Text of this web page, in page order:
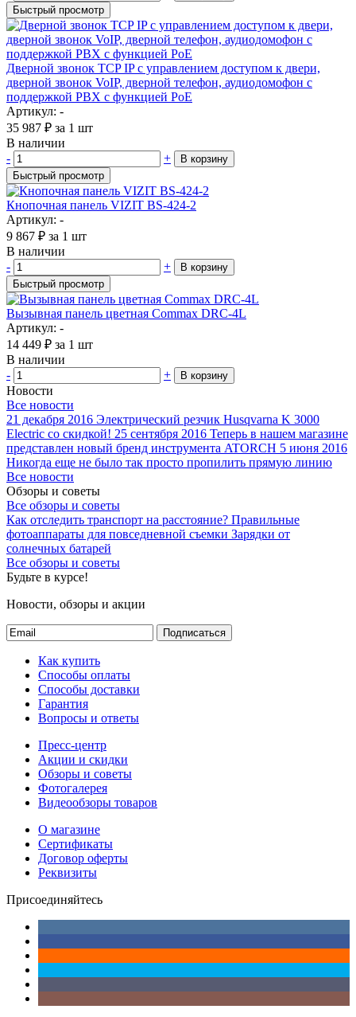
Быстрый просмотр
Дверной звонок TCP IP с управлением доступом к двери,
дверной звонок VoIP, дверной телефон, аудиодомофон с
поддержкой PBX с функцией PoE
Артикул: -
35 987 ₽ за 1 шт
В наличии
-
+
В корзину
Быстрый просмотр
Кнопочная панель VIZIT BS-424-2
Артикул: -
9 867 ₽ за 1 шт
В наличии
-
+
В корзину
Быстрый просмотр
Вызывная панель цветная Commax DRC-4L
Артикул: -
14 449 ₽ за 1 шт
В наличии
-
+ В корзину
Новости
Все новости
21 декабря 2016 Электрический резчик Husqvarna K 3000
Electric со скидкой! 25 сентября 2016 Теперь в нашем магазине
представлен новый бренд инструмента ATORCH 5 июня 2016
Никогда еще не было так просто пропилить прямую линию
Все новости
Обзоры и советы
Все обзоры и советы
Как отследить транспорт на расстояние? Правильные
фотоаппараты для повседневной съемки Зарядки от
солнечных батарей
Все обзоры и советы
Будьте в курсе!
Новости, обзоры и акции
Подписаться
Как купить
Способы оплаты
Способы доставки
Гарантия
Вопросы и ответы
Пресс-центр
Акции и скидки
Обзоры и советы
Фотогалерея
Видеообзоры товаров
О магазине
Сертификаты
Договор оферты
Реквизиты
Присоединяйтесь